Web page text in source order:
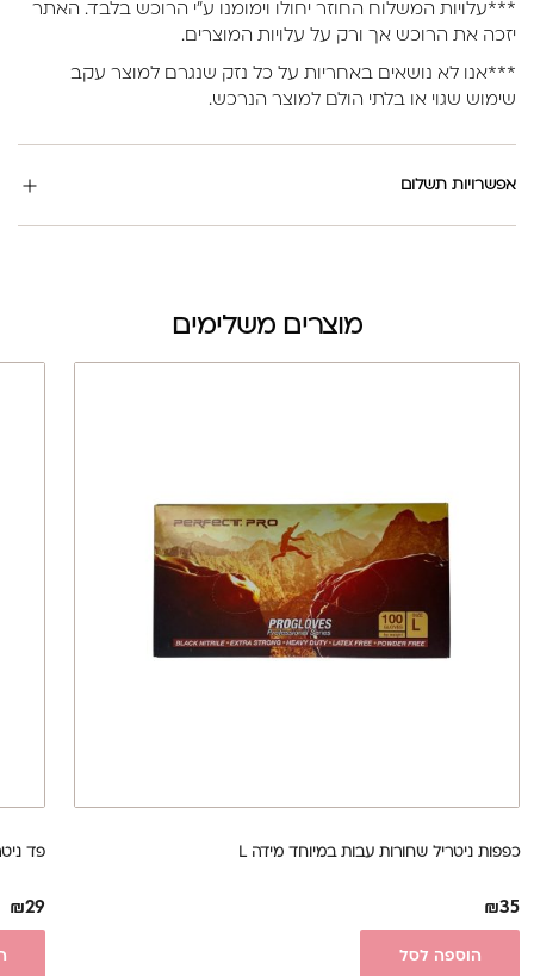
***עלויות המשלוח החוזר יחולו וימומנו ע”י הרוכש בלבד. האתר
יזכה את הרוכש אך ורק על עלויות המוצרים.
***אנו לא נושאים באחריות על כל נזק שנגרם למוצר עקב
שימוש שגוי או בלתי הולם למוצר הנרכש.
אפשרויות תשלום
מוצרים משלימים
כפפות ניטריל שחורות עבות במיוחד מידה L
₪35
הוספה לסל
פד
₪29